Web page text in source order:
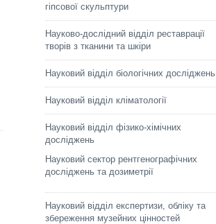
гіпсової скульптури
Науково-дослідний відділ реставрації
творів з тканини та шкіри
Науковий відділ біологічних досліджень
Науковий відділ кліматології
Науковий відділ фізико-хімічних
досліджень
Науковий сектор рентгенографічних
досліджень та дозиметрії
Науковий відділ експертизи, обліку та
збереження музейних цінностей